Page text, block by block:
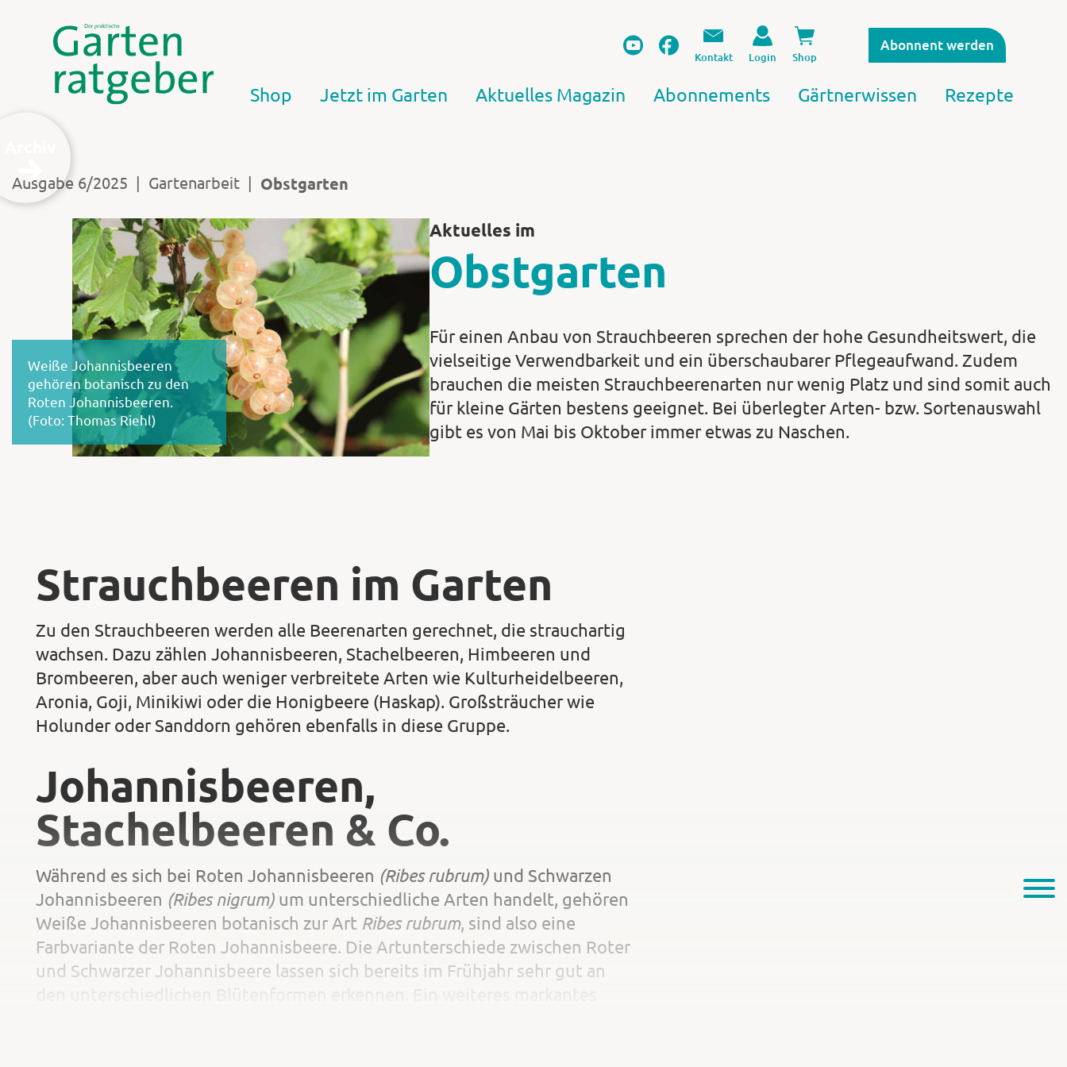
Kontakt Login Shop
Abonnent werden
Shop Jetzt im Garten Aktuelles Magazin Abonnements Gärtnerwissen Rezepte
Ausgabe 6/2025 | Gartenarbeit | Obstgarten
Weiße Johannisbeeren
gehören botanisch zu den
Roten Johannisbeeren.
(Foto: Thomas Riehl)
Aktuelles im
Obstgarten
Für einen Anbau von Strauchbeeren sprechen der hohe Gesundheitswert, die
vielseitige Verwendbarkeit und ein überschaubarer Pflegeaufwand. Zudem
brauchen die meisten Strauchbeerenarten nur wenig Platz und sind somit auch
für kleine Gärten bestens geeignet. Bei überlegter Arten- bzw. Sortenauswahl
gibt es von Mai bis Oktober immer etwas zu Naschen.
Strauchbeeren im Garten
Zu den Strauchbeeren werden alle Beerenarten gerechnet, die strauchartig
wachsen. Dazu zählen Johannisbeeren, Stachelbeeren, Himbeeren und
Brombeeren, aber auch weniger verbreitete Arten wie Kulturheidelbeeren,
Aronia, Goji, Minikiwi oder die Honigbeere (Haskap). Großsträucher wie
Holunder oder Sanddorn gehören ebenfalls in diese Gruppe.
Johannisbeeren,
Stachelbeeren & Co.
Während es sich bei Roten Johannisbeeren (Ribes rubrum) und Schwarzen
Johannisbeeren (Ribes nigrum) um unterschiedliche Arten handelt, gehören
Weiße Johannisbeeren botanisch zur Art Ribes rubrum, sind also eine
Farbvariante der Roten Johannisbeere. Die Artunterschiede zwischen Roter
und Schwarzer Johannisbeere lassen sich bereits im Frühjahr sehr gut an